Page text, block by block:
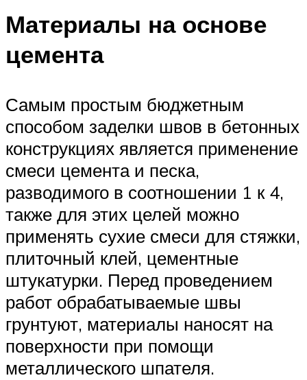
Материалы на основе
цемента
Самым простым бюджетным
способом заделки швов в бетонных
конструкциях является применение
смеси цемента и песка,
разводимого в соотношении 1 к 4,
также для этих целей можно
применять сухие смеси для стяжки,
плиточный клей, цементные
штукатурки. Перед проведением
работ обрабатываемые швы
грунтуют, материалы наносят на
поверхности при помощи
металлического шпателя.